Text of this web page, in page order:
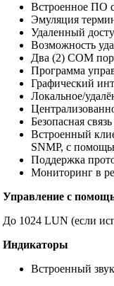
Встроенное ПО
Эмуляция
Удаленный
Возможность
Два (2) COM
Программа
Графический
Локальное/
Безопасная
Встроенный
SNMP, с
Поддержка
Мониторинг в
Управление с
До 1024 LUN (если
Индикаторы
Встроенный